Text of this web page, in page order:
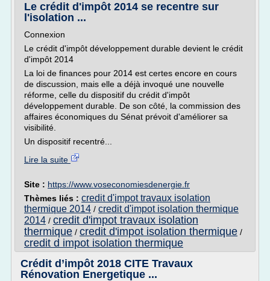
Le crédit d'impôt 2014 se recentre sur
l'isolation ...
Connexion
Le crédit d'impôt développement durable devient le crédit
d'impôt 2014
La loi de finances pour 2014 est certes encore en cours
de discussion, mais elle a déjà invoqué une nouvelle
réforme, celle du dispositif du crédit d'impôt
développement durable. De son côté, la commission des
affaires économiques du Sénat prévoit d'améliorer sa
visibilité.
Un dispositif recentré...
Lire la suite
Site : https://www.voseconomiesdenergie.fr
Thèmes liés : credit d'impot travaux isolation
thermique 2014 / credit d'impot isolation thermique
2014 / credit d'impot travaux isolation
thermique / credit d'impot isolation thermique /
credit d impot isolation thermique
Crédit d’impôt 2018 CITE Travaux
Rénovation Energetique ...